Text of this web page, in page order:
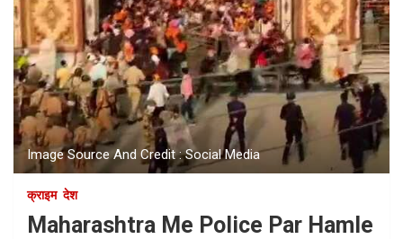
Image Source And Credit : Social Media
क्राइम देश
Maharashtra Me Police Par Hamle